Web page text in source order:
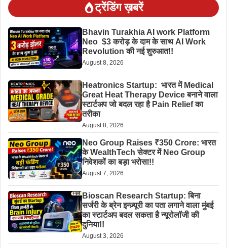
ट्रेंडिंग ख़बरें
Bhavin Turakhia AI work Platform
Neo $3 करोड़ के दाम के साथ AI Work
Revolution की नई शुरुआत!!
August 8, 2026
Heatronics Startup: भारत में Medical
Great Heat Therapy Device बनाने वाला
स्टार्टअप जो बदल रहा है Pain Relief का
तरीका
August 8, 2026
Neo Group Raises ₹350 Crore: भारत
के WealthTech सेक्टर में Neo Group
निवेशकों का बड़ा भरोसा!!
August 7, 2026
Bioscan Research Startup: बिना
सर्जरी के ब्रेन इन्ज़्यूरी का पता लगाने वाला मुंबई
का स्टार्टअप बदल सकता है न्यूरोलॉजी की
दुनिया!!
August 3, 2026